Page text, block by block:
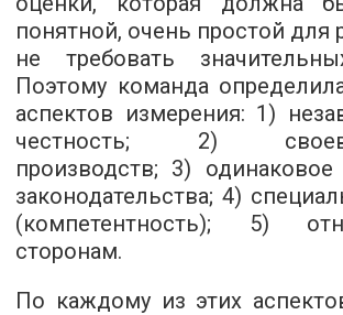
понятной, очень простой для
не требовать
Поэтому команда
аспектов измерения: 1)
честность; 2)
производств; 3)
законодательства; 4)
(компетентность); 5)
сторонам.
По каждому из этих